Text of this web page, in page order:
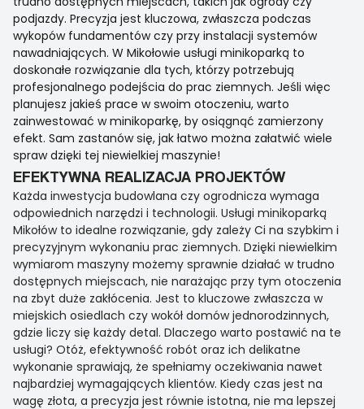
podjazdy. Precyzja jest kluczowa, zwłaszcza podczas
wykopów fundamentów czy przy instalacji systemów
nawadniających. W Mikołowie usługi minikoparką to
doskonałe rozwiązanie dla tych, którzy potrzebują
profesjonalnego podejścia do prac ziemnych. Jeśli więc
planujesz jakieś prace w swoim otoczeniu, warto
zainwestować w minikoparkę, by osiągnąć zamierzony
efekt. Sam zastanów się, jak łatwo można załatwić wiele
spraw dzięki tej niewielkiej maszynie!
EFEKTYWNA REALIZACJA PROJEKTÓW
Każda inwestycja budowlana czy ogrodnicza wymaga
odpowiednich narzędzi i technologii. Usługi minikoparką
Mikołów to idealne rozwiązanie, gdy zależy Ci na szybkim i
precyzyjnym wykonaniu prac ziemnych. Dzięki niewielkim
wymiarom maszyny możemy sprawnie działać w trudno
dostępnych miejscach, nie narażając przy tym otoczenia
na zbyt duże zakłócenia. Jest to kluczowe zwłaszcza w
miejskich osiedlach czy wokół domów jednorodzinnych,
gdzie liczy się każdy detal. Dlaczego warto postawić na te
usługi? Otóż, efektywność robót oraz ich delikatne
wykonanie sprawiają, że spełniamy oczekiwania nawet
najbardziej wymagających klientów. Kiedy czas jest na
wagę złota, a precyzja jest równie istotna, nie ma lepszej